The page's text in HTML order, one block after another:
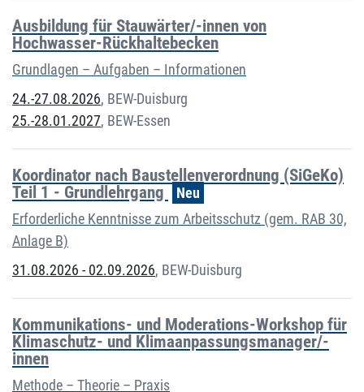
Ausbildung für Stauwärter/-innen von
Hochwasser-Rückhaltebecken
Grundlagen – Aufgaben – Informationen
24.-27.08.2026, BEW-Duisburg
25.-28.01.2027, BEW-Essen
Koordinator nach Baustellenverordnung (SiGeKo)
Teil 1 - Grundlehrgang
Neu
Erforderliche Kenntnisse zum Arbeitsschutz (gem. RAB 30,
Anlage B)
31.08.2026 - 02.09.2026, BEW-Duisburg
Kommunikations- und Moderations-Workshop für
Klimaschutz- und Klimaanpassungsmanager/-
innen
Methode – Theorie – Praxis